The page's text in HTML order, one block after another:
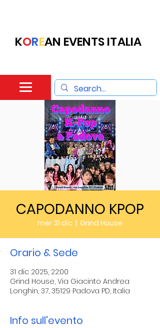
KOREAN EVENTS ITALIA
CAPODANNO KPOP
mer 31 dic
  |
Grind House
Orario & Sede
31 dic 2025, 22:00
Grind House, Via Giacinto Andrea
Longhin, 37, 35129 Padova PD, Italia
Info sull'evento